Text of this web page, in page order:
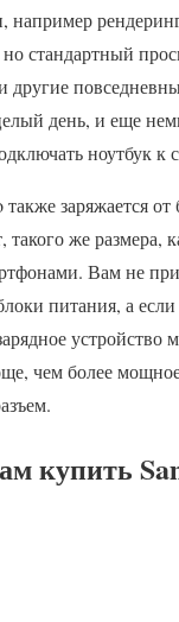
например
стандартный
другие
день, и еще
ноутбук к
заряжается от
же размера,
Вам не
питания, а если
устройство
чем более
купить